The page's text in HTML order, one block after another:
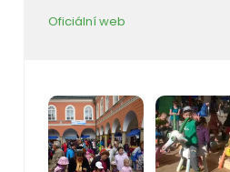
Oficiální web